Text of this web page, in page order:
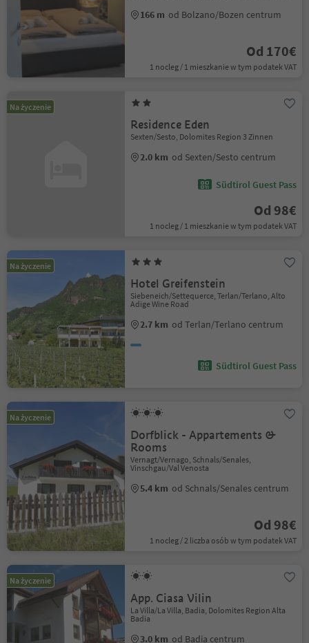
166 m od Bolzano/Bozen centrum
Od 170€
1 nocleg / 1 mieszkanie w tym podatek VAT
Na życzenie
Residence Eden
Sexten/Sesto, Dolomites Region 3 Zinnen
2.0 km od Sexten/Sesto centrum
Südtirol Guest Pass
Od 98€
1 nocleg / 1 mieszkanie w tym podatek VAT
Na życzenie
Hotel Greifenstein
Siebeneich/Settequerce, Terlan/Terlano, Alto
Adige Wine Road
2.7 km od Terlan/Terlano centrum
Südtirol Guest Pass
Na życzenie
Dorfblick - Appartements &
Rooms
Vernagt/Vernago, Schnals/Senales,
Vinschgau/Val Venosta
5.4 km od Schnals/Senales centrum
Od 98€
1 nocleg / 2 liczba osób w tym podatek VAT
Na życzenie
App. Ciasa Vilin
La Villa/La Villa, Badia, Dolomites Region Alta
Badia
3.0 km od Badia centrum